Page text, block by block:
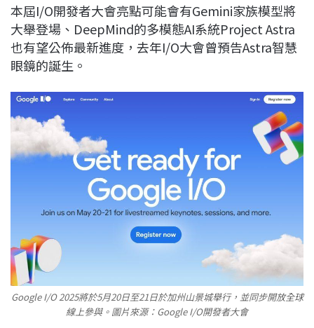
本屆I/O開發者大會亮點可能會有Gemini家族模型將
大舉登場、DeepMind的多模態AI系統Project Astra
也有望公佈最新進度，去年I/O大會曾預告Astra智慧
眼鏡的誕生。
Google I/O 2025將於5月20日至21日於加州山景城舉行，並同步開放全球
線上參與。圖片來源：Google I/O開發者大會